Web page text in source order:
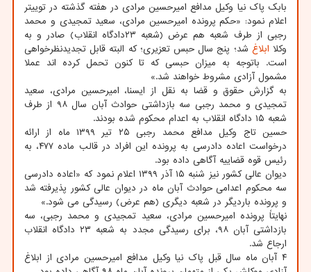
بابک پاک نیا وکیل مدافع امیرحسین مرادی در هفته گذشته در توییتر
اعلام نمود: «حکم پرونده امیرحسین مرادی، سعید تمجیدی و محمد
رجبی از طرف شعبه هم عرض (شعبه ۲۳دادگاه انقلاب) صادر و به
وکلا ابلاغ شد؛ پنج سال حبس تعزیری؛ که البته قابل تجدیدنظرخواهی
است. باتوجه به میزان حبسی که تا کنون تحمل کرده اند عملا
مشمول آزادی مشروط خواهند شد.»
به گزارش حقوق و قضا به نقل از ایسنا، امیرحسین مرادی، سعید
تمجیدی و محمد رجبی سه بازداشتی حوادث آبان سال ۹۸ از طرف
شعبه ۱۵ دادگاه انقلاب به اعدام محکوم شده بودند.
حسین تاج وکیل مدافع محمد رجبی ۲۵ تیر ۱۳۹۹ ماه از ارائه
درخواست اعاده دادرسی به پرونده این افراد در قالب ماده ۴۷۷، به
رئیس قوه قضاییه آگاهی داده بود.
دیوان عالی کشور نیز شنبه ۱۵ آذر ۱۳۹۹ اعلام نمود که «اعاده دادرسی
سه محکوم اعدامی حوادث آبان ماه در دیوان عالی کشور پذیرفته شد
و پرونده باردیگر در شعبه دیگری (هم عرض) رسیدگی می شود.»
نهایتاً پرونده امیرحسین مرادی، سعید تمجیدی و محمد رجبی، سه
بازداشتی آبان ۹۸، برای رسیدگی مجدد به شعبه ۲۳ دادگاه انقلاب
ارجاع شد.
۴ آبان ماه سال قبل پاک نیا وکیل مدافع امیرحسین مرادی از ابلاغ